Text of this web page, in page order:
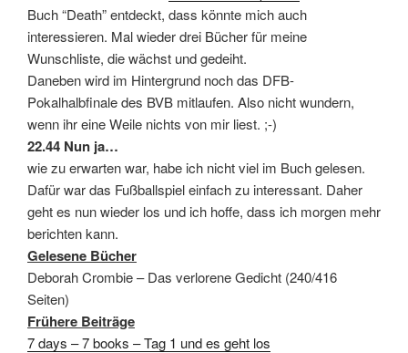
Buch “Death” entdeckt, dass könnte mich auch
interessieren. Mal wieder drei Bücher für meine
Wunschliste, die wächst und gedeiht.
Daneben wird im Hintergrund noch das DFB-
Pokalhalbfinale des BVB mitlaufen. Also nicht wundern,
wenn ihr eine Weile nichts von mir liest. ;-)
22.44 Nun ja…
wie zu erwarten war, habe ich nicht viel im Buch gelesen.
Dafür war das Fußballspiel einfach zu interessant. Daher
geht es nun wieder los und ich hoffe, dass ich morgen mehr
berichten kann.
Gelesene Bücher
Deborah Crombie – Das verlorene Gedicht (240/416
Seiten)
Frühere Beiträge
7 days – 7 books – Tag 1 und es geht los